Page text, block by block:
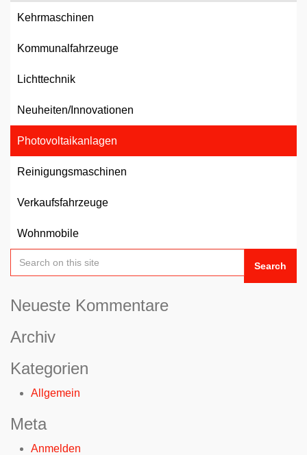
Kehrmaschinen
Kommunalfahrzeuge
Lichttechnik
Neuheiten/Innovationen
Photovoltaikanlagen
Reinigungsmaschinen
Verkaufsfahrzeuge
Wohnmobile
Search
Neueste Kommentare
Archiv
Kategorien
Allgemein
Meta
Anmelden